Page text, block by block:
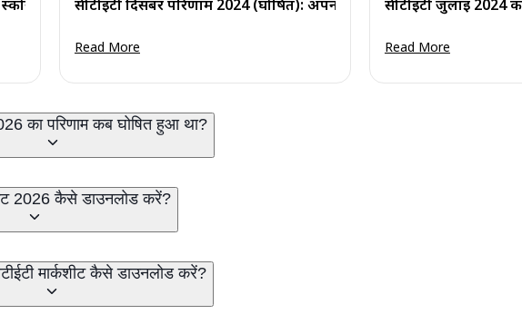
देखें व डाउनलोड लिंक पायें
सीटीईटी दिसंबर परिणाम 2024 (घोषित): अपना स्कोरकार्ड डाउनलोड करें
Read More
सीटीईटी जुलाई 2024
Read More
का परिणाम कब घोषित हुआ था?
2026 कैसे डाउनलोड करें?
मार्कशीट कैसे डाउनलोड करें?